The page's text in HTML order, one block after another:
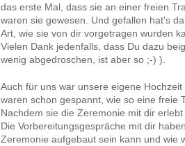
das erste Mal, dass sie an einer freien
waren sie gewesen. Und gefallen hat's
Art, wie sie von dir vorgetragen wurden
Vielen Dank jedenfalls, dass Du dazu
wenig abgedroschen, ist aber so ;-) ).
Auch für uns war unsere eigene
waren schon gespannt, wie so eine freie
Nachdem sie die Zeremonie mit dir
Die Vorbereitungsgespräche mit dir
Zeremonie aufgebaut sein kann und wie